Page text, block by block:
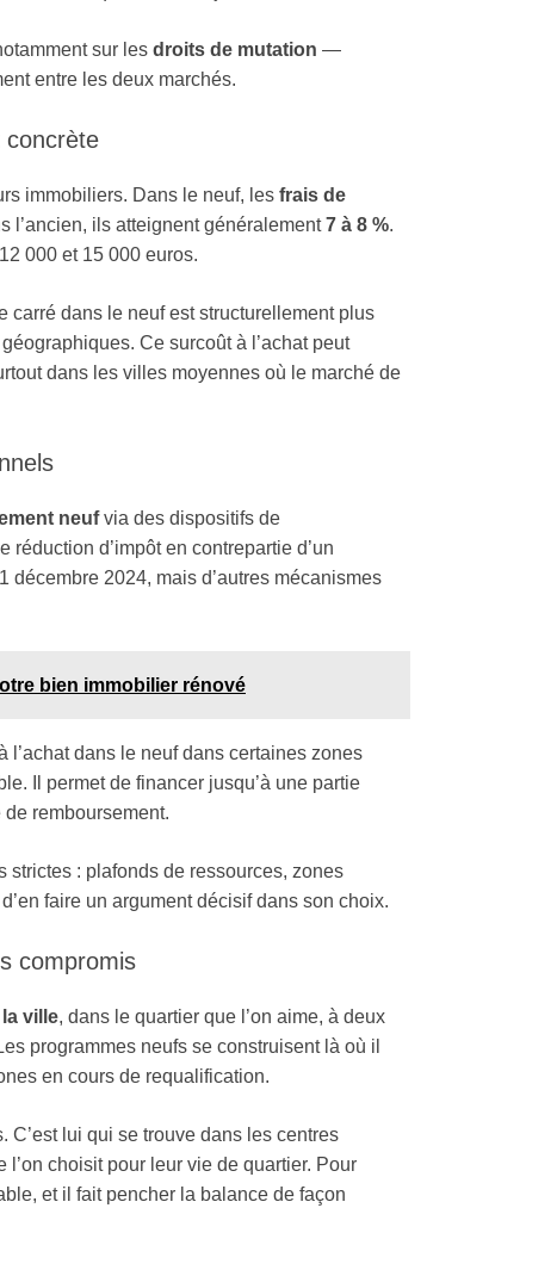
sur les droits de mutation —
entre les deux marchés.
concrète
immobiliers. Dans le neuf, les frais de
l’ancien, ils atteignent généralement7 à 8 %.
000 et 15 000 euros.
carré dans le neuf est structurellement plus
Ce surcoût à l’achat peut
dans les villes moyennes où le marché de
neufvia des dispositifs de
réduction d’impôt en contrepartie d’un
2024, mais d’autres mécanismes
bien immobilier rénové
l’achat dans le neuf dans certaines zones
Il permet de financer jusqu’à une partie
remboursement.
strictes : plafonds de ressources, zones
faire un argument décisif dans son choix.
compromis
ville, dans le quartier que l’on aime, à deux
programmes neufs se construisent là où il
en cours de requalification.
C’est lui qui se trouve dans les centres
choisit pour leur vie de quartier. Pour
et il fait pencher la balance de façon